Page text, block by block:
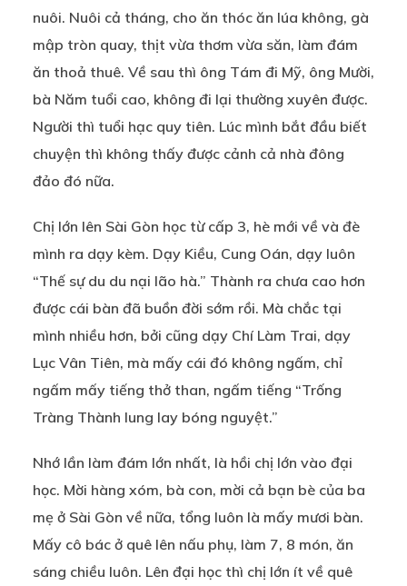
nuôi. Nuôi cả tháng, cho ăn thóc ăn lúa không, gà
mập tròn quay, thịt vừa thơm vừa săn, làm đám
ăn thoả thuê. Về sau thì ông Tám đi Mỹ, ông Mười,
bà Năm tuổi cao, không đi lại thường xuyên được.
Người thì tuổi hạc quy tiên. Lúc mình bắt đầu biết
chuyện thì không thấy được cảnh cả nhà đông
đảo đó nữa.
Chị lớn lên Sài Gòn học từ cấp 3, hè mới về và đè
mình ra dạy kèm. Dạy Kiều, Cung Oán, dạy luôn
“Thế sự du du nại lão hà.” Thành ra chưa cao hơn
được cái bàn đã buồn đời sớm rồi. Mà chắc tại
mình nhiều hơn, bởi cũng dạy Chí Làm Trai, dạy
Lục Vân Tiên, mà mấy cái đó không ngấm, chỉ
ngấm mấy tiếng thở than, ngấm tiếng “Trống
Tràng Thành lung lay bóng nguyệt.”
Nhớ lần làm đám lớn nhất, là hồi chị lớn vào đại
học. Mời hàng xóm, bà con, mời cả bạn bè của ba
mẹ ở Sài Gòn về nữa, tổng luôn là mấy mươi bàn.
Mấy cô bác ở quê lên nấu phụ, làm 7, 8 món, ăn
sáng chiều luôn. Lên đại học thì chị lớn ít về quê